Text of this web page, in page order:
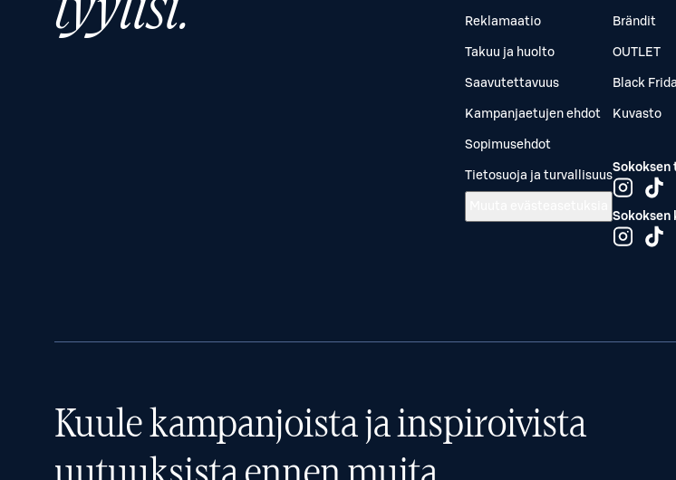
Reklamaatio
Takuu ja huolto
Saavutettavuus
Kampanjaetujen ehdot
Sopimusehdot
Tietosuoja ja turvallisuus
Brändit
OUTLET
Black
Kuvasto
Sokoksen
Kuule kampanjoista ja inspiroivista